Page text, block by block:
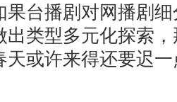
果台播剧对网播剧
出类型多元化探索
或许来得还要迟一